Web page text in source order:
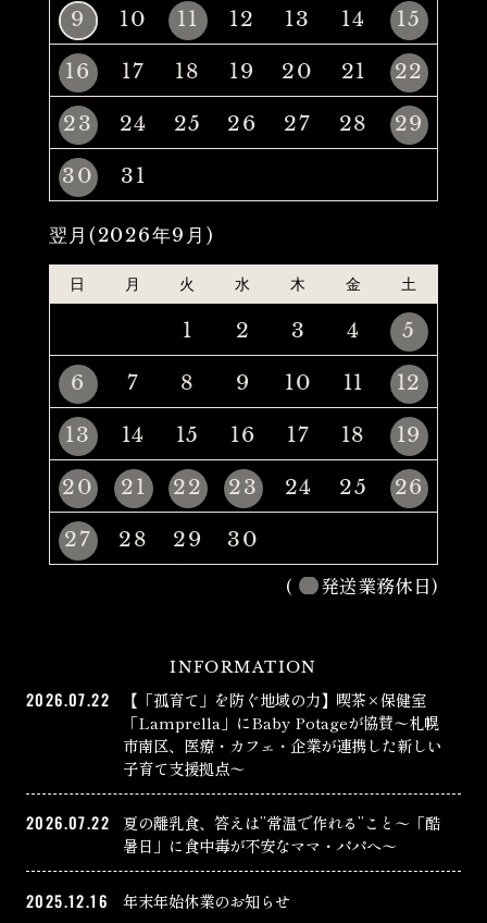
9
10 11 12 13 14
15
16
17 18 19 20 21
22
23
24 25 26 27 28
29
30
31
翌月(2026年9月)
日 月 火 水 木 金 土
1 2 3 4
5
6
7 8 9 10 11
12
13
14 15 16 17 18
19
20
21 22 23 24 25
26
27
28 29
30
(
発送業務休日)
INFORMATION
2026.07.22
【「孤育て」を防ぐ地域の力】喫茶×保健室
「Lamprella」にBaby Potageが協賛〜札幌
市南区、医療・カフェ・企業が連携した新しい
子育て支援拠点〜
2026.07.22
夏の離乳食、答えは”常温で作れる”こと〜「酷
暑日」に食中毒が不安なママ・パパへ〜
2025.12.16 年末年始休業のお知らせ